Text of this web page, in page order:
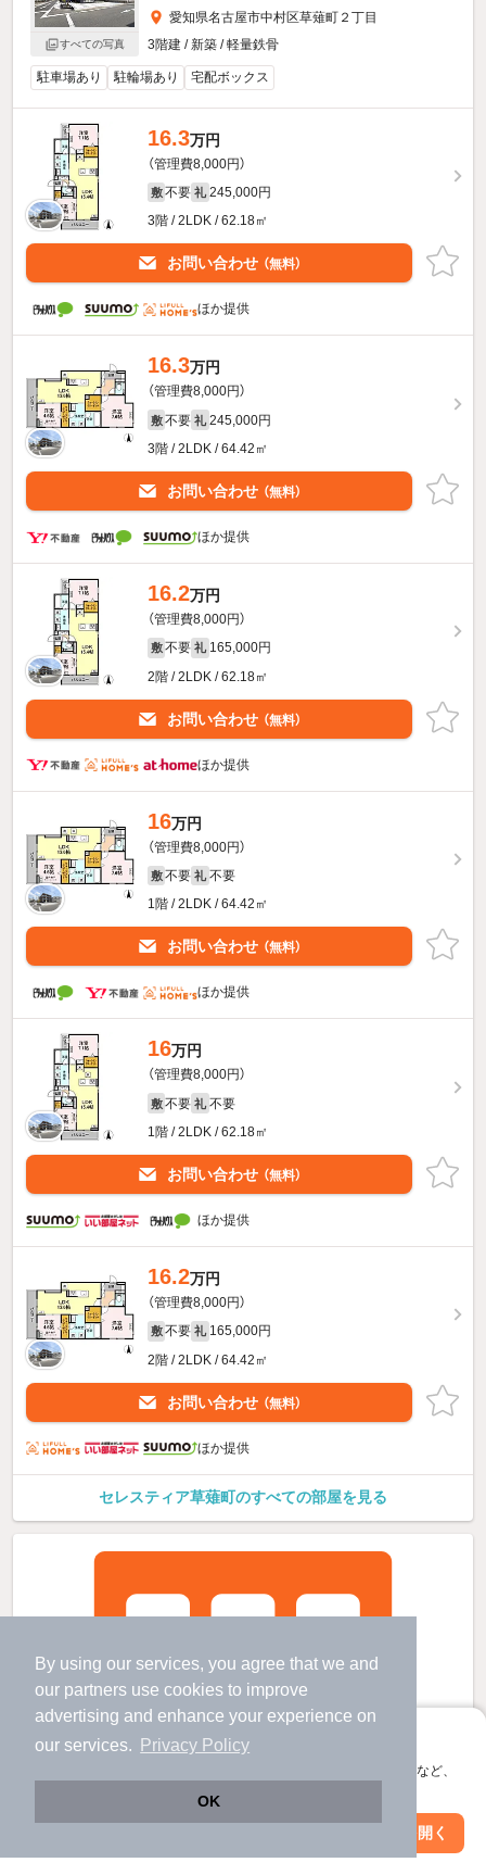
By using our services, you agree that we and
our partners use cookies to improve
advertising and enhance your experience on
our services.
Privacy Policy
OK
アプリに切り替えて、サクサクお部屋探し
会員登録なしですぐ使える。マップ検索やお気に入り保存など、
アプリを開く
すべての写真
愛知県名古屋市中村区草薙町２丁目
3階建 / 新築 / 軽量鉄骨
駐車場あり 駐輪場あり 宅配ボックス
16.3万円
（管理費8,000円）
敷 不要 礼 245,000円
3階 / 2LDK / 62.18㎡
お問い合わせ （無料）
ほか提供
16.3万円
（管理費8,000円）
敷 不要 礼 245,000円
3階 / 2LDK / 64.42㎡
お問い合わせ （無料）
ほか提供
16.2万円
（管理費8,000円）
敷 不要 礼 165,000円
2階 / 2LDK / 62.18㎡
お問い合わせ （無料）
ほか提供
16万円
（管理費8,000円）
敷 不要 礼 不要
1階 / 2LDK / 64.42㎡
お問い合わせ （無料）
ほか提供
16万円
（管理費8,000円）
敷 不要 礼 不要
1階 / 2LDK / 62.18㎡
お問い合わせ （無料）
ほか提供
16.2万円
（管理費8,000円）
敷 不要 礼 165,000円
2階 / 2LDK / 64.42㎡
お問い合わせ （無料）
ほか提供
セレスティア草薙町のすべての部屋を見る
絞り込み条件を変更